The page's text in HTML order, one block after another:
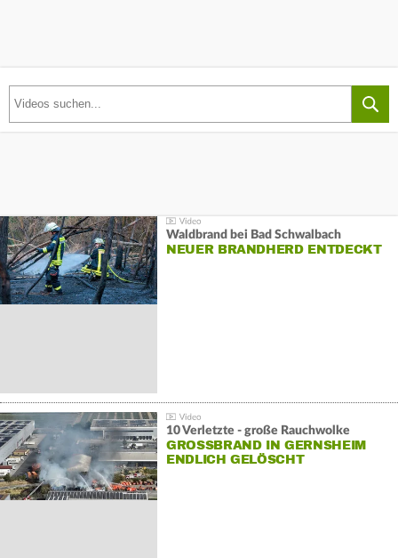
Waldbrand bei Bad Schwalbach
NEUER BRANDHERD ENTDECKT
10 Verletzte - große Rauchwolke
GROSSBRAND IN GERNSHEIM E
NDLICH GELÖSCHT